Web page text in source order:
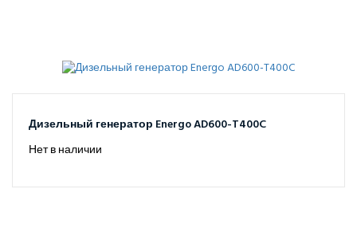
Дизельный генератор Energo AD600-T400C
Нет в наличии